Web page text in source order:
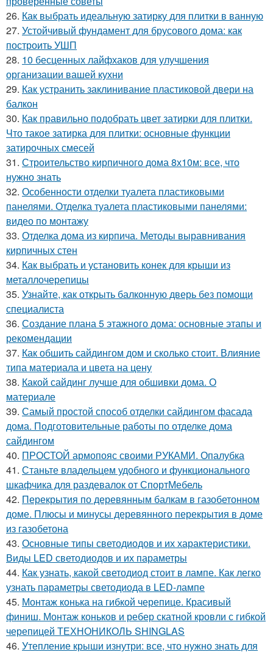
26. Как выбрать идеальную затирку для плитки в ванную
27. Устойчивый фундамент для брусового дома: как
построить УШП
28. 10 бесценных лайфхаков для улучшения
организации вашей кухни
29. Как устранить заклинивание пластиковой двери на
балкон
30. Как правильно подобрать цвет затирки для плитки.
Что такое затирка для плитки: основные функции
затирочных смесей
31. Строительство кирпичного дома 8х10м: все, что
нужно знать
32. Особенности отделки туалета пластиковыми
панелями. Отделка туалета пластиковыми панелями:
видео по монтажу
33. Отделка дома из кирпича. Методы выравнивания
кирпичных стен
34. Как выбрать и установить конек для крыши из
металлочерепицы
35. Узнайте, как открыть балконную дверь без помощи
специалиста
36. Создание плана 5 этажного дома: основные этапы и
рекомендации
37. Как обшить сайдингом дом и сколько стоит. Влияние
типа материала и цвета на цену
38. Какой сайдинг лучше для обшивки дома. О
материале
39. Самый простой способ отделки сайдингом фасада
дома. Подготовительные работы по отделке дома
сайдингом
40. ПРОСТОЙ армопояс своими РУКАМИ. Опалубка
41. Станьте владельцем удобного и функционального
шкафчика для раздевалок от СпортМебель
42. Перекрытия по деревянным балкам в газобетонном
доме. Плюсы и минусы деревянного перекрытия в доме
из газобетона
43. Основные типы светодиодов и их характеристики.
Виды LED светодиодов и их параметры
44. Как узнать, какой светодиод стоит в лампе. Как легко
узнать параметры светодиода в LED-лампе
45. Монтаж конька на гибкой черепице. Красивый
финиш. Монтаж коньков и ребер скатной кровли с гибкой
черепицей ТЕХНОНИКОЛЬ SHINGLAS
46. Утепление крыши изнутри: все, что нужно знать для